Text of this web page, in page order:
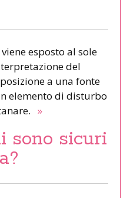
esposto al sole
del
a una fonte
elemento di disturbo
»
sono sicuri